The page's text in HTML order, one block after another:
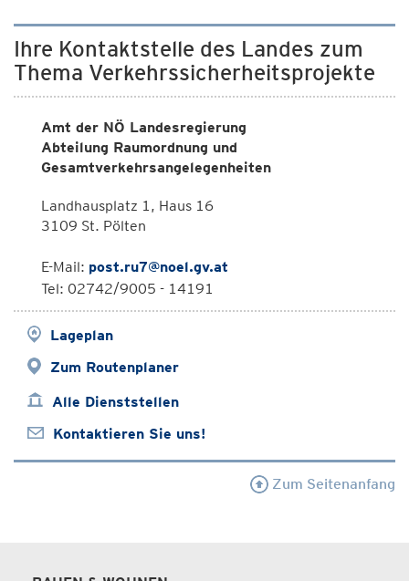
Ihre Kontaktstelle des Landes zum
Thema Verkehrssicherheitsprojekte
Amt der NÖ Landesregierung
Abteilung Raumordnung und
Gesamtverkehrsangelegenheiten
Landhausplatz 1, Haus 16
3109 St. Pölten
E-Mail: post.ru7@noel.gv.at
Tel: 02742/9005 - 14191
Lageplan
Zum Routenplaner
Alle Dienststellen
Kontaktieren Sie uns!
Zum Seitenanfang